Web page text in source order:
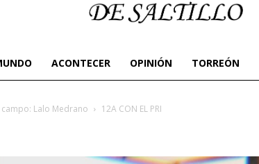
ACONTECER OPINIÓN TORREÓN
Lalo Medrano 12A CON EL PRI